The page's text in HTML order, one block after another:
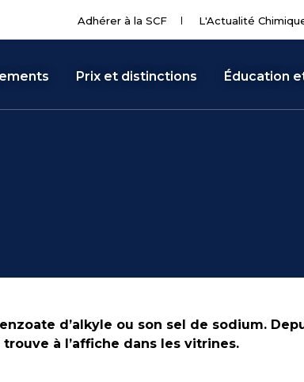
Adhérer à la SCF L'Actualité
Prix et distinctions Éducation
d’alkyle ou son sel de sodium.
à l’affiche dans les vitrines.